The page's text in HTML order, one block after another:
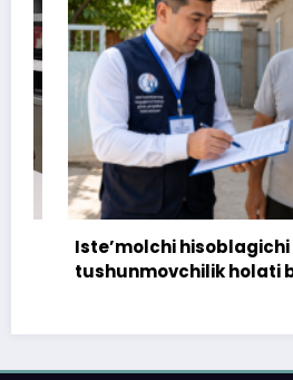
Iste’molchi hisoblagichi
tushunmovchilik holati